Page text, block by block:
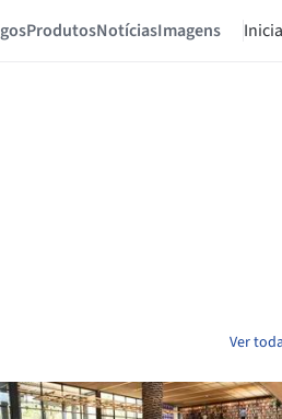
ProdutosNotíciasImagens
Ver